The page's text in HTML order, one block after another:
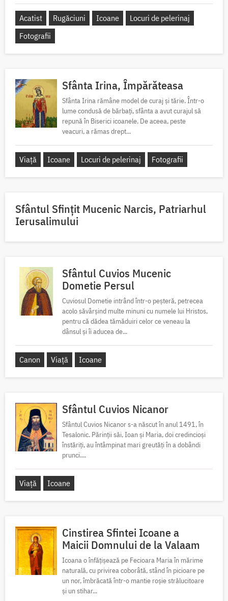
Acatist Rugăciuni Icoane
Locuri de pelerinaj
Fotografii
Sfânta Irina, Împărăteasa
Sfânta Irina rămâne model de curaj și tărie. Într-o
lume condusă de bărbați, sfânta a avut curajul să
repună în Biserici icoanele. De aceea, peste
veacuri, a rămas drept...
Viață Icoane Locuri de pelerinaj Fotografii
Sfântul Sfinţit Mucenic Narcis, Patriarhul
Ierusalimului
Sfântul Cuvios Mucenic
Dometie Persul
Cuviosul Dometie intrând într-o peșteră, petrecea
acolo săvârșind multe minuni cu numele lui Hristos,
pentru că dădea tămăduiri celor ce veneau la
dânsul și îi aducea de...
Canon Viață Icoane
Sfântul Cuvios Nicanor
Sfântul Cuvios Nicanor s-a născut în anul 1491, în
Tesalonic. Părinții săi, Ioan și Maria, doi credincioși
înstăriți, au întâmpinat mari greutăți în a dobândi
prunci....
Viață Icoane
Cinstirea Sfintei Icoane a
Maicii Domnului de la Valaam
Icoana o înfățișează pe Fecioara Maria în mărime
naturală, cu privirea coborâtă, stând în picioare pe
un nor, îmbrăcată într-o mantie roșie strălucitoare
și un stihar...